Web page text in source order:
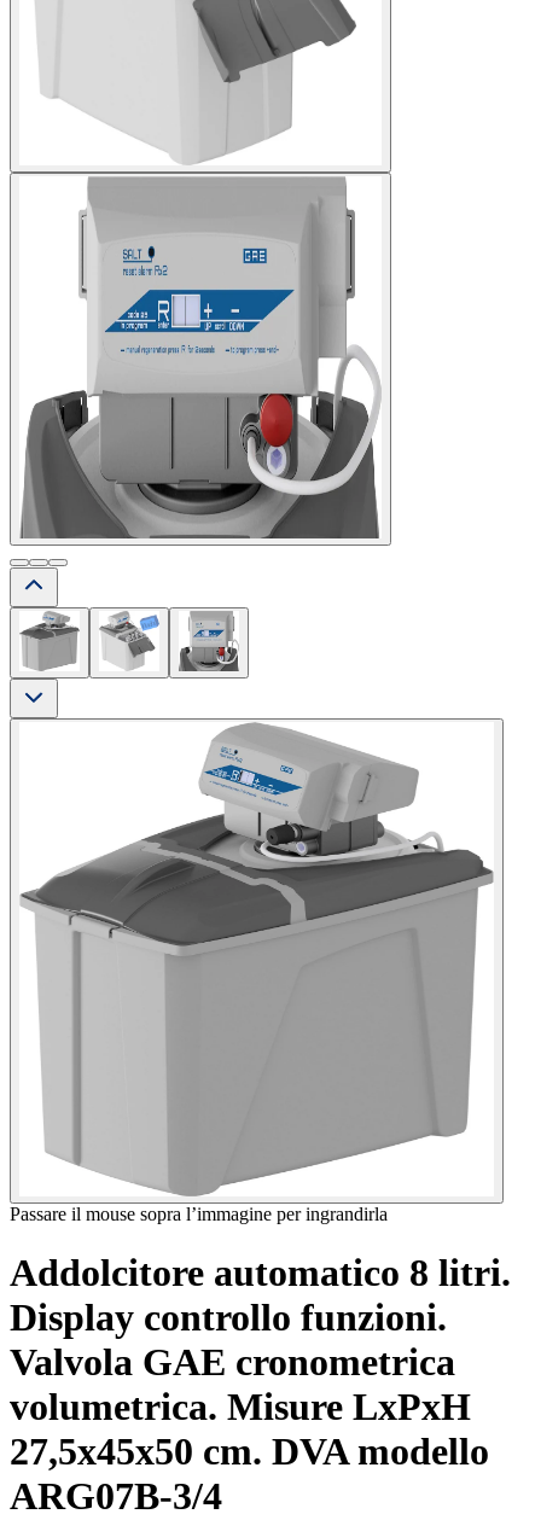
Passare il mouse sopra l’immagine per ingrandirla
Addolcitore automatico 8 litri.
Display controllo funzioni.
Valvola GAE cronometrica
volumetrica. Misure LxPxH
27,5x45x50 cm. DVA modello
ARG07B-3/4